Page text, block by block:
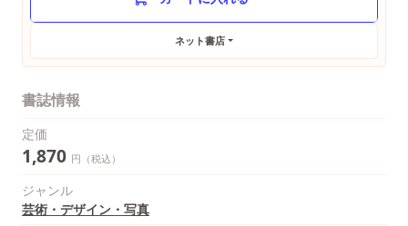
ネット書店
書誌情報
定価
1,870 円（税込）
ジャンル
芸術・デザイン・写真